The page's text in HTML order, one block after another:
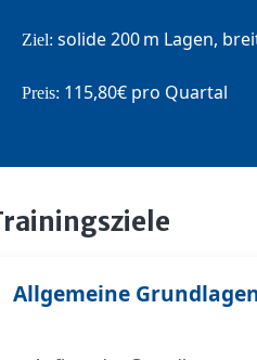
Ziel: solide 200 m Lagen,
Preis: 115,80€ pro Quartal
Allgemeine